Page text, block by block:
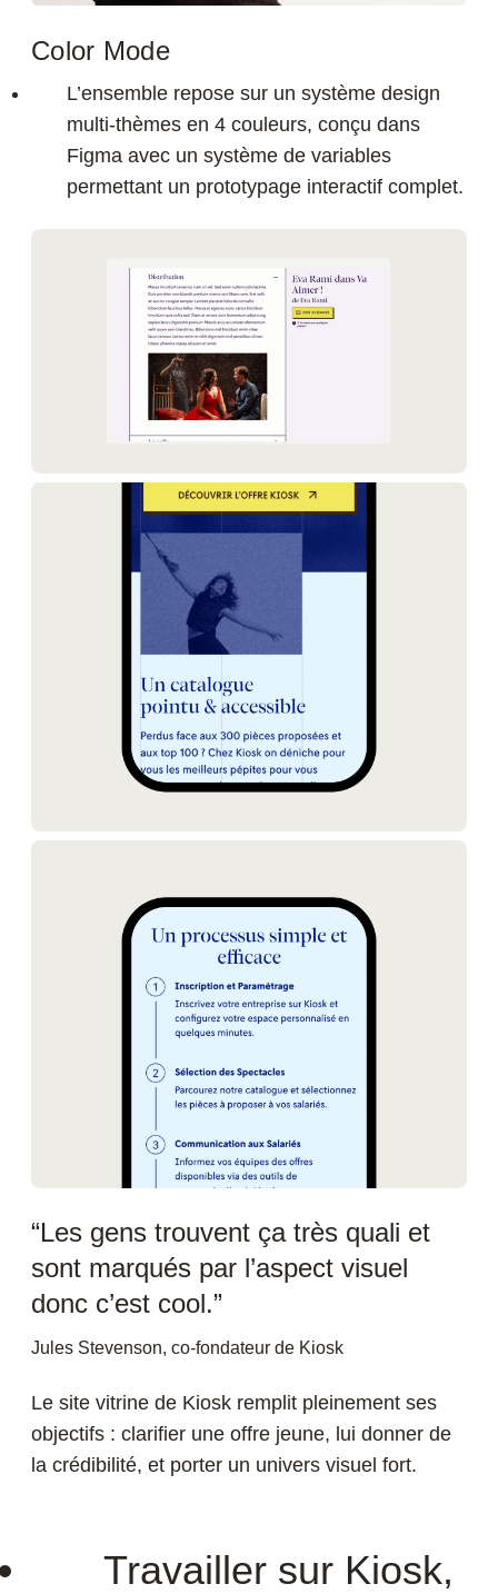
Color Mode
L’ensemble repose sur un système design
multi-thèmes en 4 couleurs, conçu dans
Figma avec un système de variables
permettant un prototypage interactif complet.
“Les gens trouvent ça très quali et
sont marqués par l’aspect visuel
donc c’est cool.”
Jules Stevenson, co-fondateur de Kiosk
Le site vitrine de Kiosk remplit pleinement ses
objectifs : clarifier une offre jeune, lui donner de
la crédibilité, et porter un univers visuel fort.
Travailler sur Kiosk,